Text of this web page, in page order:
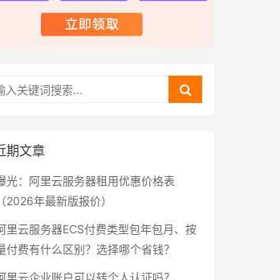
期文章
光：阿里云服务器租用优惠价格表
（2026年最新版报价）
里云服务器ECS付费类型包年包月、按
付费有什么区别？选择哪个省钱？